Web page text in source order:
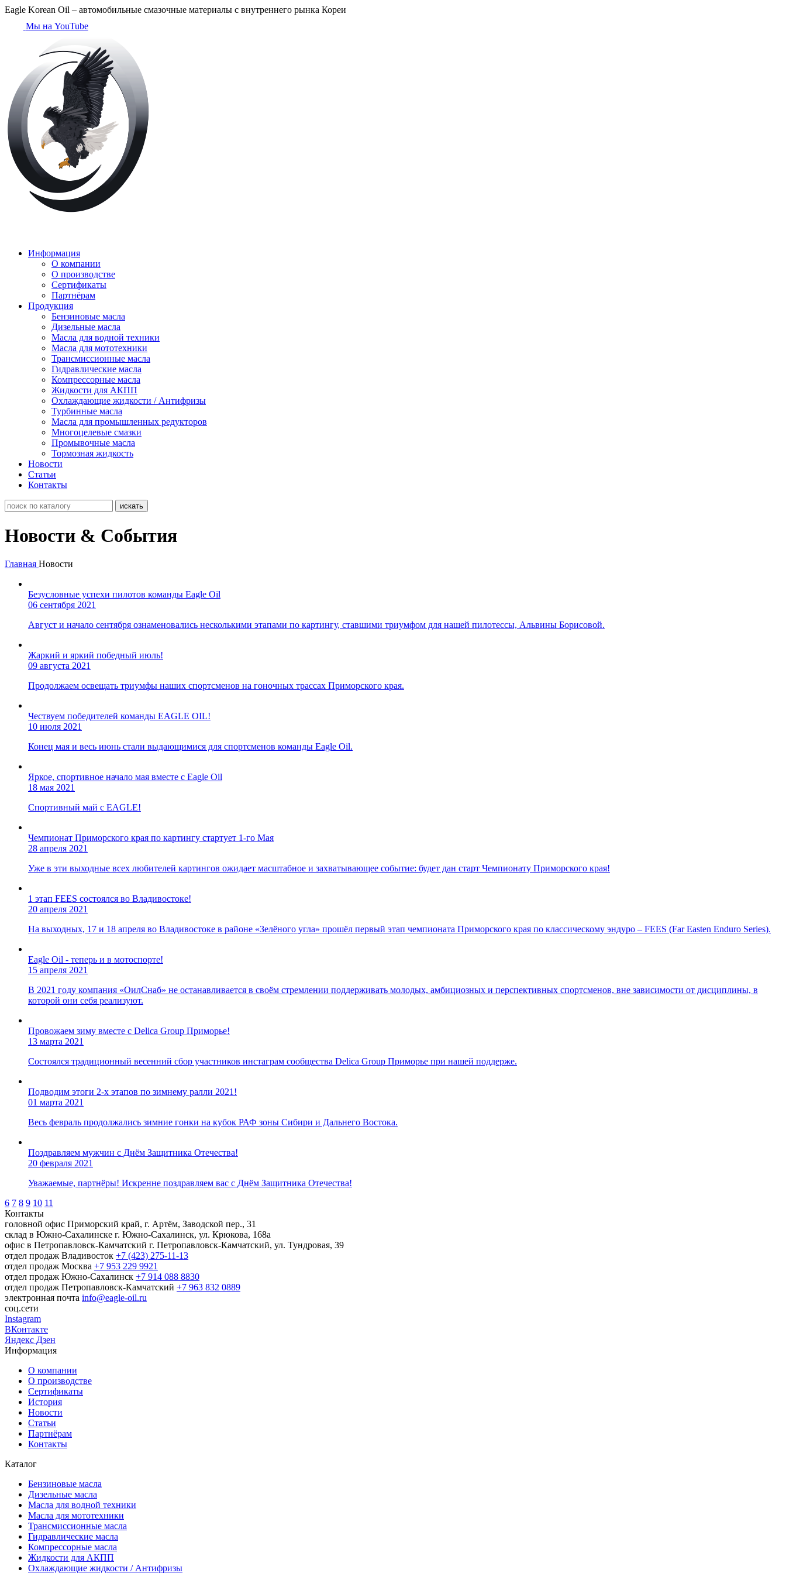
Eagle Korean Oil – автомобильные смазочные материалы с внутреннего рынка Кореи
Мы на YouTube
Информация
О компании
О производстве
Сертификаты
Партнёрам
Продукция
Бензиновые масла
Дизельные масла
Масла для водной техники
Масла для мототехники
Трансмиссионные масла
Гидравлические масла
Компрессорные масла
Жидкости для АКПП
Охлаждающие жидкости / Антифризы
Турбинные масла
Масла для промышленных редукторов
Многоцелевые смазки
Промывочные масла
Тормозная жидкость
Новости
Статьи
Контакты
Новости & События
Главная Новости
Безусловные успехи пилотов команды Eagle Oil
06 сентября 2021
Август и начало сентября ознаменовались несколькими этапами по картингу, ставшими триумфом для нашей пилотессы, Альвины Борисовой.
Жаркий и яркий победный июль!
09 августа 2021
Продолжаем освещать триумфы наших спортсменов на гоночных трассах Приморского края.
Чествуем победителей команды EAGLE OIL!
10 июля 2021
Конец мая и весь июнь стали выдающимися для спортсменов команды Eagle Oil.
Яркое, спортивное начало мая вместе с Eagle Oil
18 мая 2021
Спортивный май с EAGLE!
Чемпионат Приморского края по картингу стартует 1-го Мая
28 апреля 2021
Уже в эти выходные всех любителей картингов ожидает масштабное и захватывающее событие: будет дан старт Чемпионату Приморского края!
1 этап FEES состоялся во Владивостоке!
20 апреля 2021
На выходных, 17 и 18 апреля во Владивостоке в районе «Зелёного угла» прошёл первый этап чемпионата Приморского края по классическому эндуро – FEES (Far Easten Enduro Series).
Eagle Oil - теперь и в мотоспорте!
15 апреля 2021
В 2021 году компания «ОилСнаб» не останавливается в своём стремлении поддерживать молодых, амбициозных и перспективных спортсменов, вне зависимости от дисциплины, в
которой они себя реализуют.
Провожаем зиму вместе с Delica Group Приморье!
13 марта 2021
Состоялся традиционный весенний сбор участников инстаграм сообщества Delica Group Приморье при нашей поддерже.
Подводим этоги 2-х этапов по зимнему ралли 2021!
01 марта 2021
Весь февраль продолжались зимние гонки на кубок РАФ зоны Сибири и Дальнего Востока.
Поздравляем мужчин с Днём Защитника Отечества!
20 февраля 2021
Уважаемые, партнёры! Искренне поздравляем вас с Днём Защитника Отечества!
6 7 8 9 10 11
Контакты
головной офис Приморский край, г. Артём, Заводской пер., 31
склад в Южно-Сахалинске г. Южно-Сахалинск, ул. Крюкова, 168а
офис в Петропавловск-Камчатский г. Петропавловск-Камчатский, ул. Тундровая, 39
отдел продаж Владивосток +7 (423) 275-11-13
отдел продаж Москва +7 953 229 9921
отдел продаж Южно-Сахалинск +7 914 088 8830
отдел продаж Петропавловск-Камчатский +7 963 832 0889
электронная почта info@eagle-oil.ru
соц.сети
Instagram
ВКонтакте
Яндекс Дзен
Информация
О компании
О производстве
Сертификаты
История
Новости
Статьи
Партнёрам
Контакты
Каталог
Бензиновые масла
Дизельные масла
Масла для водной техники
Масла для мототехники
Трансмиссионные масла
Гидравлические масла
Компрессорные масла
Жидкости для АКПП
Охлаждающие жидкости / Антифризы